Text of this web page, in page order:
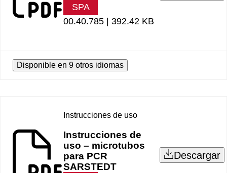
SPA
00.40.785 | 392.42 KB
Disponible en 9 otros idiomas
Instrucciones de uso
Instrucciones de
uso – microtubos
para PCR
SARSTEDT
Descargar